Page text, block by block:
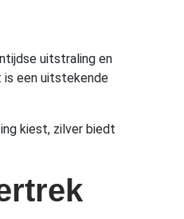
uitstraling en
is een uitstekende
kiest, zilver biedt